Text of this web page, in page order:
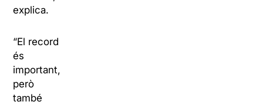
explica.
“El record
és
important,
però
també